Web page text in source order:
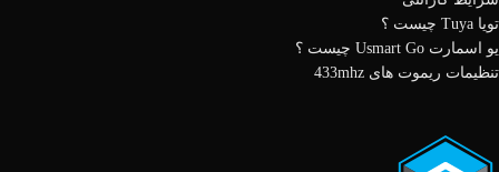
تویا Tuya چیست ؟
یو اسمارت Usmart Go چیست ؟
تنظیمات ریموت های 433mhz